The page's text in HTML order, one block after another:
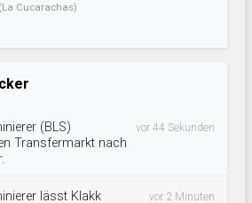
(La Cucarachas)
(BLS)
Transfermarkt nach
vor 44 Sekunden
lässt Klakk
vor 2 Minuten